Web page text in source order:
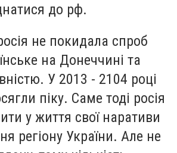
до рф.
не покидала спроб
на Донеччині та
У 2013 - 2104 році
піку. Саме тоді росія
у життя свої наративи
регіону України. Але не